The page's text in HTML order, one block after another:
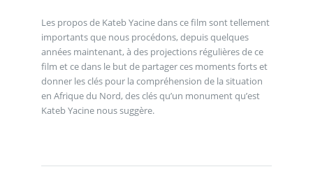
Les propos de Kateb Yacine dans ce film sont tellement
importants que nous procédons, depuis quelques
années maintenant, à des projections régulières de ce
film et ce dans le but de partager ces moments forts et
donner les clés pour la compréhension de la situation
en Afrique du Nord, des clés qu’un monument qu’est
Kateb Yacine nous suggère.